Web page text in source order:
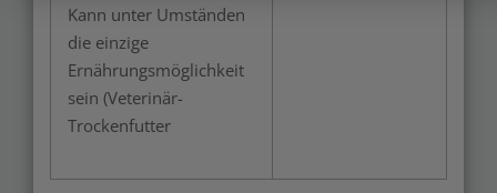
Kann unter Umständen
die einzige
Ernährungsmöglichkeit
sein (Veterinär-
Trockenfutter